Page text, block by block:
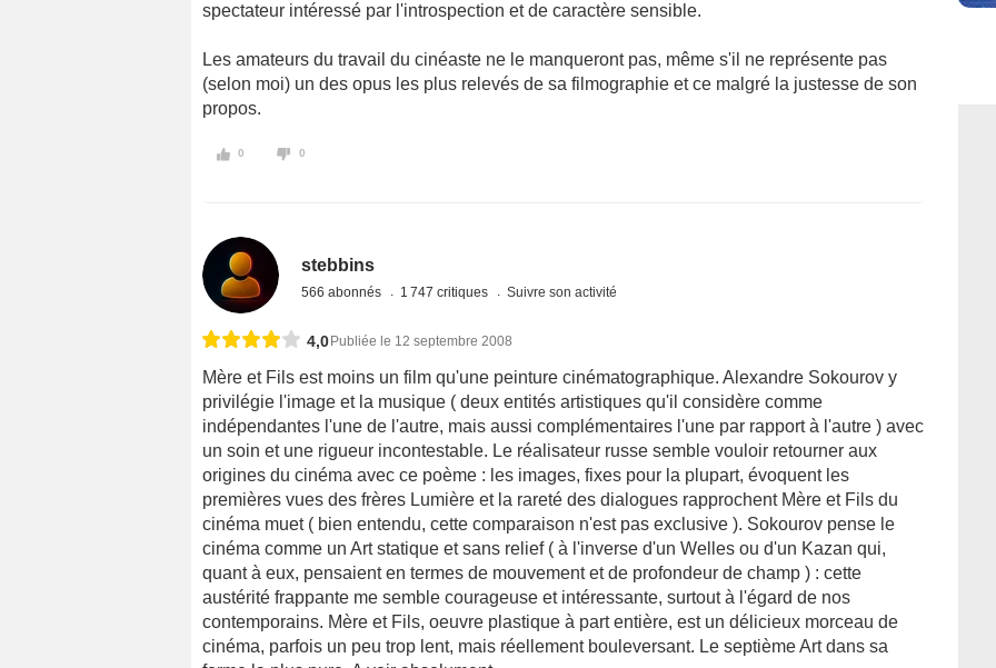
spectateur intéressé par l'introspection et de caractère sensible.
Les amateurs du travail du cinéaste ne le manqueront pas, même s'il ne représente pas
(selon moi) un des opus les plus relevés de sa filmographie et ce malgré la justesse de son
propos.
0 0
stebbins
566 abonnés 1 747 critiques Suivre son activité
4,0 Publiée le 12 septembre 2008
Mère et Fils est moins un film qu'une peinture cinématographique. Alexandre Sokourov y
privilégie l'image et la musique ( deux entités artistiques qu'il considère comme
indépendantes l'une de l'autre, mais aussi complémentaires l'une par rapport à l'autre ) avec
un soin et une rigueur incontestable. Le réalisateur russe semble vouloir retourner aux
origines du cinéma avec ce poème : les images, fixes pour la plupart, évoquent les
premières vues des frères Lumière et la rareté des dialogues rapprochent Mère et Fils du
cinéma muet ( bien entendu, cette comparaison n'est pas exclusive ). Sokourov pense le
cinéma comme un Art statique et sans relief ( à l'inverse d'un Welles ou d'un Kazan qui,
quant à eux, pensaient en termes de mouvement et de profondeur de champ ) : cette
austérité frappante me semble courageuse et intéressante, surtout à l'égard de nos
contemporains. Mère et Fils, oeuvre plastique à part entière, est un délicieux morceau de
cinéma, parfois un peu trop lent, mais réellement bouleversant. Le septième Art dans sa